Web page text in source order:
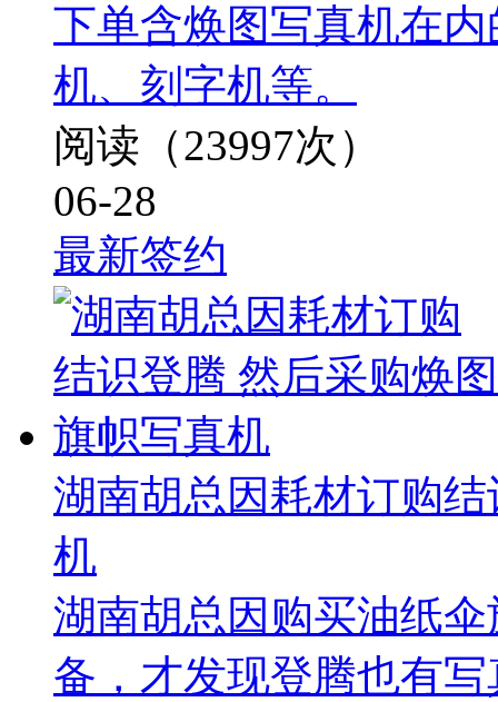
下单含焕图写真机在
机、刻字机等。
阅读（23997次）
06-28
最新签约
湖南胡总因耗材订购
机
湖南胡总因购买油纸
备，才发现登腾也有